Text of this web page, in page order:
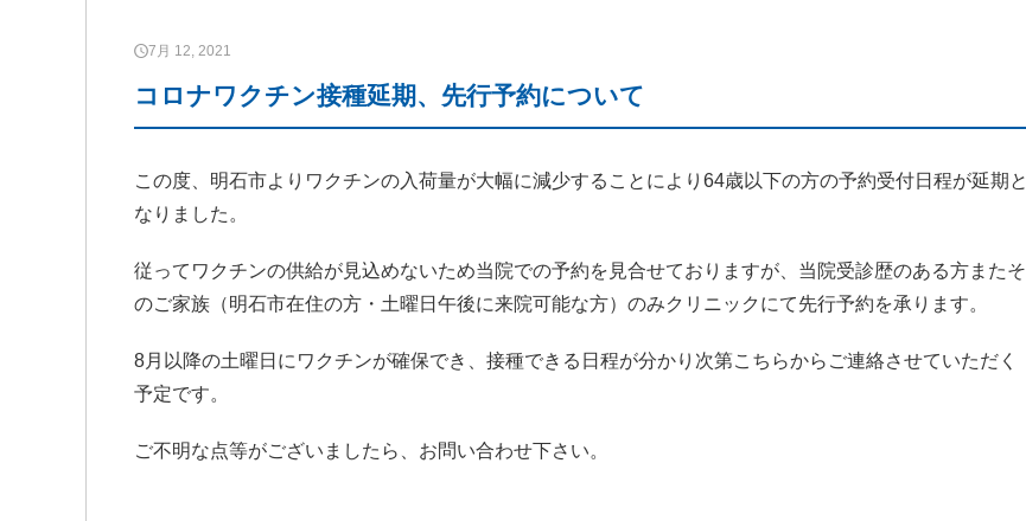
7月 12, 2021
コロナワクチン接種延期、先行予約について
この度、明石市よりワクチンの入荷量が大幅に減少することにより64歳以下の方の予約受付日程が延期と
なりました。
従ってワクチンの供給が見込めないため当院での予約を見合せておりますが、当院受診歴のある方またそ
のご家族（明石市在住の方・土曜日午後に来院可能な方）のみクリニックにて先行予約を承ります。
8月以降の土曜日にワクチンが確保でき、接種できる日程が分かり次第こちらからご連絡させていただく
予定です。
ご不明な点等がございましたら、お問い合わせ下さい。